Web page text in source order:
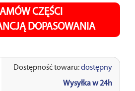
CZĘŚCI
DOPASOWANIA
Dostępność towaru:dostępny
Wysyłka w 24h